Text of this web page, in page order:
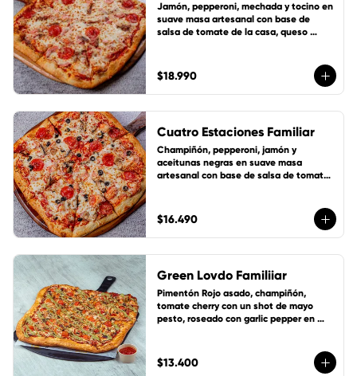
Jamón, pepperoni, mechada y tocino en
suave masa artesanal con base de
salsa de tomate de la casa, queso
$18.990
Cuatro Estaciones Familiar
Champiñón, pepperoni, jamón y
aceitunas negras en suave masa
artesanal con base de salsa de tomate
$16.490
Green Lovdo Familiiar
Pimentón Rojo asado, champiñón,
tomate cherry con un shot de mayo
pesto, roseado con garlic pepper en
mozzarella y 1 cup de salsa de la casa
gratis!
$13.400